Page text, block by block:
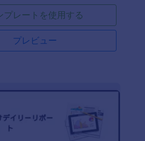
プレートを使用する
プレビュー